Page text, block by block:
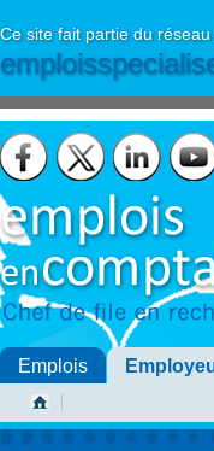
Ce site fait partie du
Emplois